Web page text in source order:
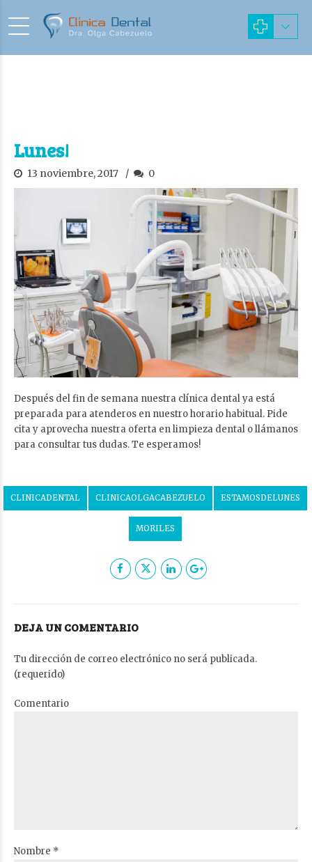
Lunes!
13 noviembre, 2017 0
Después del fin de semana nuestra clínica dental ya está
preparada para atenderos en nuestro horario habitual. Pide
cita y aprovecha nuestra oferta en limpieza dental o llámanos
para consultar tus dudas. Te esperamos!
CLINICADENTAL CLINICAOLGACABEZUELO ESTAMOSDELUNES
MORILES
DEJA UN COMENTARIO
Tu dirección de correo electrónico no será publicada.
(requerido)
Comentario
Nombre *